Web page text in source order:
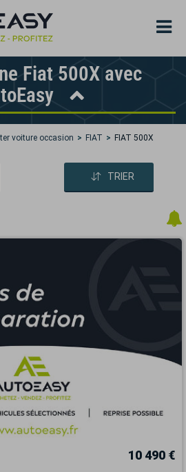
Fiat 500X avec
voiture occasion FIAT FIAT 500X
TRIER
10 490 €